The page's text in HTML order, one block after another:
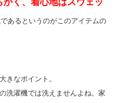
であるというのがこのアイテムの
きなポイント。
洗濯機では洗えませんよね。家